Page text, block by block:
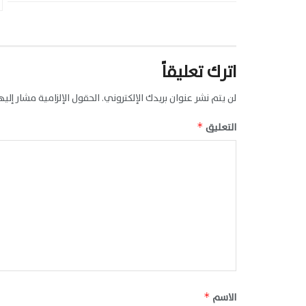
اترك تعليقاً
لن يتم نشر عنوان بريدك الإلكتروني. الحقول الإلزامية مشار
التعليق *
الاسم *